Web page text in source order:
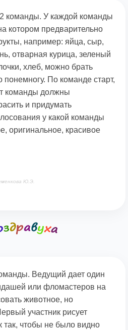
2 команды. У каждой команды
котором предварительно
например: яйца, сыр,
отварная курица, зеленый
хлеб, можно брать
По команде старт,
команды должны
и придумать
у какой команды
оригинальное, красивое
Ю.Э.
Ведущий дает один
или фломастеров на
животное, но
участник рисует
так, чтобы не было видно